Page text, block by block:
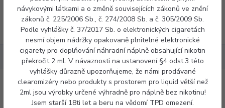
návykovými látkami a o změně souvisejících zákonů ve znění
zákonů č. 225/2006 Sb., č. 274/2008 Sb. a č. 305/2009 Sb.
Podle vyhlášky č. 37/2017 Sb. o elektronických cigaretách
nesmí objem nádržky opakovaně plnitelné elektronické
cigarety pro doplňování náhradní náplně obsahující nikotin
překročit 2 ml. V návaznosti na ustanovení §4 odst.3 této
vyhlášky důrazně upozorňujeme, že námi prodávané
clearomizéry nebo produkty s prostorem pro liquid větší než
2ml jsou výrobky určené výhradně pro náplně bez nikotinu!
Jsem starší 18ti let a beru na vědomí TPD omezení.
Menu
Elektronické cigarety Voopoo Argus P1s
Voopoo Argus P1s